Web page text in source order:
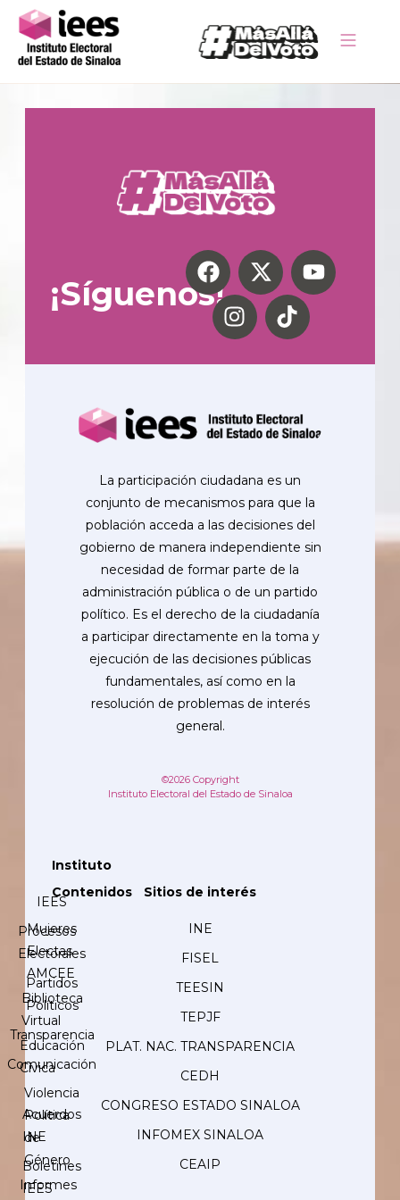
¡Síguenos!
La participación ciudadana es un
conjunto de mecanismos para que la
población acceda a las decisiones del
gobierno de manera independiente sin
necesidad de formar parte de la
administración pública o de un partido
político. Es el derecho de la ciudadanía
a participar directamente en la toma y
ejecución de las decisiones públicas
fundamentales, así como en la
resolución de problemas de interés
general.
©2026 Copyright
Instituto Electoral del Estado de Sinaloa
Instituto
IEES
Procesos
Electorales
Partidos
Políticos
Transparencia
Comunicación
Acuerdos
INE
Boletines
IEES
Contenidos
Mujeres
Electas
AMCEE
Biblioteca
Virtual
Educación
Cívica
Violencia
Política
de
Género
Informes
Sitios de interés
INE
FISEL
TEESIN
TEPJF
PLAT. NAC. TRANSPARENCIA
CEDH
CONGRESO ESTADO SINALOA
INFOMEX SINALOA
CEAIP